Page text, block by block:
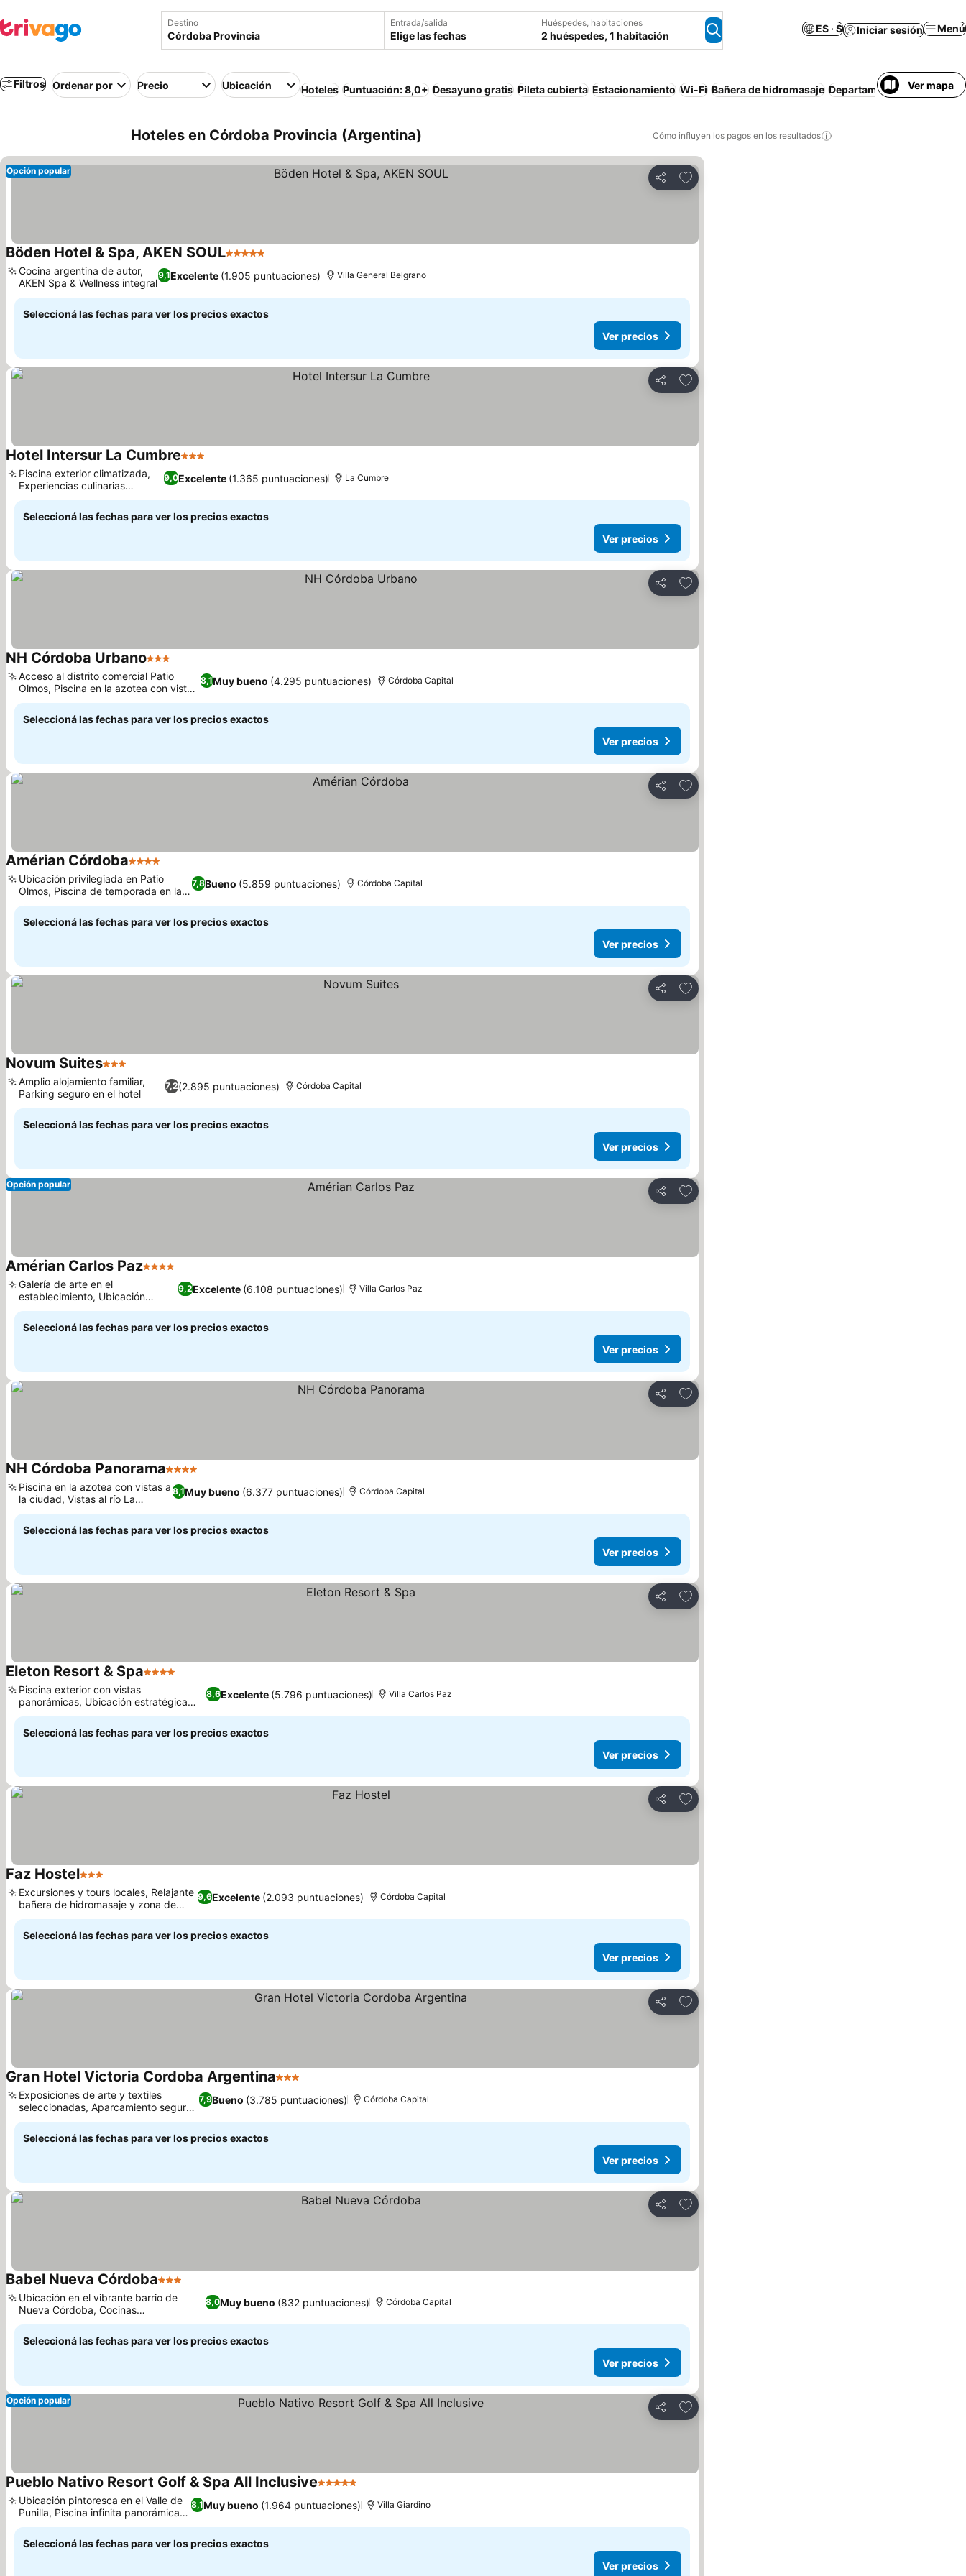
Destino Entrada/salida
Elige las fechas
Huéspedes, habitaciones
2 huéspedes, 1 habitación
ES · $ Iniciar sesión Menú
Filtros Ordenar por Precio Ubicación Hoteles Puntuación: 8,0+ Desayuno gratis Pileta cubierta Estacionamiento Wi-Fi Bañera de hidromasaje Departamento equipado
Ver mapa
Hoteles en Córdoba Provincia (Argentina) Cómo influyen los pagos en los resultados
Compartir
Añadir a favoritos
Opción popular
Böden Hotel & Spa, AKEN SOUL5 Estrellas
9,1Excelente (1.905 puntuaciones)
Cocina argentina de autor,
AKEN Spa & Wellness integral
Villa General Belgrano
Seleccioná las fechas para ver los precios exactos
Ver precios
Compartir
Añadir a favoritos
Hotel Intersur La Cumbre3 Estrellas
9,0Excelente (1.365 puntuaciones)
Piscina exterior climatizada,
Experiencias culinarias
diversas
La Cumbre
Seleccioná las fechas para ver los precios exactos
Ver precios
Compartir
Añadir a favoritos
NH Córdoba Urbano3 Estrellas
8,1Muy bueno (4.295 puntuaciones)
Acceso al distrito comercial Patio
Olmos, Piscina en la azotea con vistas
panorámicas
Córdoba Capital
Seleccioná las fechas para ver los precios exactos
Ver precios
Compartir
Añadir a favoritos
Amérian Córdoba4 Estrellas
7,8Bueno (5.859 puntuaciones)
Ubicación privilegiada en Patio
Olmos, Piscina de temporada en la
azotea
Córdoba Capital
Seleccioná las fechas para ver los precios exactos
Ver precios
Compartir
Añadir a favoritos
Novum Suites3 Estrellas
7,2(2.895 puntuaciones)
Amplio alojamiento familiar,
Parking seguro en el hotel
Córdoba Capital
Seleccioná las fechas para ver los precios exactos
Ver precios
Compartir
Añadir a favoritos
Opción popular
Amérian Carlos Paz4 Estrellas
9,2Excelente (6.108 puntuaciones)
Galería de arte en el
establecimiento, Ubicación
céntrica en el centro
Villa Carlos Paz
Seleccioná las fechas para ver los precios exactos
Ver precios
Compartir
Añadir a favoritos
NH Córdoba Panorama4 Estrellas
8,1Muy bueno (6.377 puntuaciones)
Piscina en la azotea con vistas a
la ciudad, Vistas al río La
Cañada
Córdoba Capital
Seleccioná las fechas para ver los precios exactos
Ver precios
Compartir
Añadir a favoritos
Eleton Resort & Spa4 Estrellas
8,6Excelente (5.796 puntuaciones)
Piscina exterior con vistas
panorámicas, Ubicación estratégica
cerca de Villa Carlos Paz
Villa Carlos Paz
Seleccioná las fechas para ver los precios exactos
Ver precios
Compartir
Añadir a favoritos
Faz Hostel3 Estrellas
9,6Excelente (2.093 puntuaciones)
Excursiones y tours locales, Relajante
bañera de hidromasaje y zona de
barbacoa
Córdoba Capital
Seleccioná las fechas para ver los precios exactos
Ver precios
Compartir
Añadir a favoritos
Gran Hotel Victoria Cordoba Argentina3 Estrellas
7,9Bueno (3.785 puntuaciones)
Exposiciones de arte y textiles
seleccionadas, Aparcamiento seguro
y cómodo
Córdoba Capital
Seleccioná las fechas para ver los precios exactos
Ver precios
Compartir
Añadir a favoritos
Babel Nueva Córdoba3 Estrellas
8,0Muy bueno (832 puntuaciones)
Ubicación en el vibrante barrio de
Nueva Córdoba, Cocinas
completamente equipadas
Córdoba Capital
Seleccioná las fechas para ver los precios exactos
Ver precios
Compartir
Añadir a favoritos
Opción popular
Pueblo Nativo Resort Golf & Spa All Inclusive5 Estrellas
8,1Muy bueno (1.964 puntuaciones)
Ubicación pintoresca en el Valle de
Punilla, Piscina infinita panorámica
con bar
Villa Giardino
Seleccioná las fechas para ver los precios exactos
Ver precios